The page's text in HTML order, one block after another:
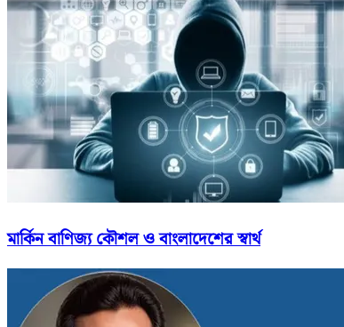
মার্কিন বাণিজ্য কৌশল ও বাংলাদেশের স্বার্থ